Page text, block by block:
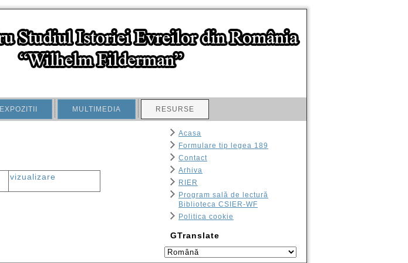
EXPOZITII MULTIMEDIA RESURSE
vizualizare
Acasa
Formulare tip legea 189
Contact
Arhiva
RIER
Program sală de lectură
Biblioteca CSIER-WF
Politica cookie
GTranslate